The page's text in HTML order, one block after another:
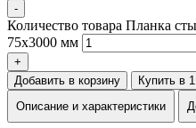
-
Количество товара Планка
75х3000 мм
+
Добавить в корзину
Купить в
Описание и характеристики